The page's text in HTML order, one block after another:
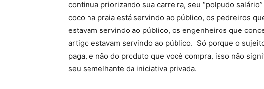
continua priorizando sua carreira, seu “polpudo
coco na praia está servindo ao público, os pedreiros
estavam servindo ao público, os engenheiros que
artigo estavam servindo ao público. Só porque o
paga, e não do produto que você compra, isso não
seu semelhante da iniciativa privada.